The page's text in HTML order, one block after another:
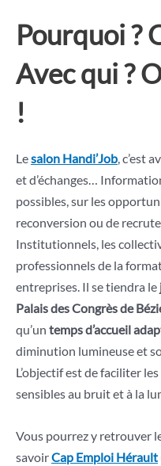
Pourquoi ?
Avec qui ?
!
Lesalon Handi’Job , c’est
et d’échanges…
possibles, sur les
reconversion ou de
Institutionnels, les
professionnels de la
entreprises. Il se tiendra le
Palais des Congrès de
qu’un temps d’accueil
diminution lumineuse et
L’objectif est de faciliter
sensibles au bruit et à la
Vous pourrez y retrouver
savoirCap Emploi Hérault